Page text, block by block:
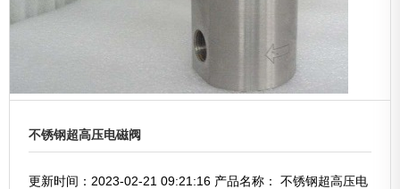
不锈钢超高压电磁阀
更新时间：2023-02-21 09:21:16 产品名称： 不锈钢超高压电